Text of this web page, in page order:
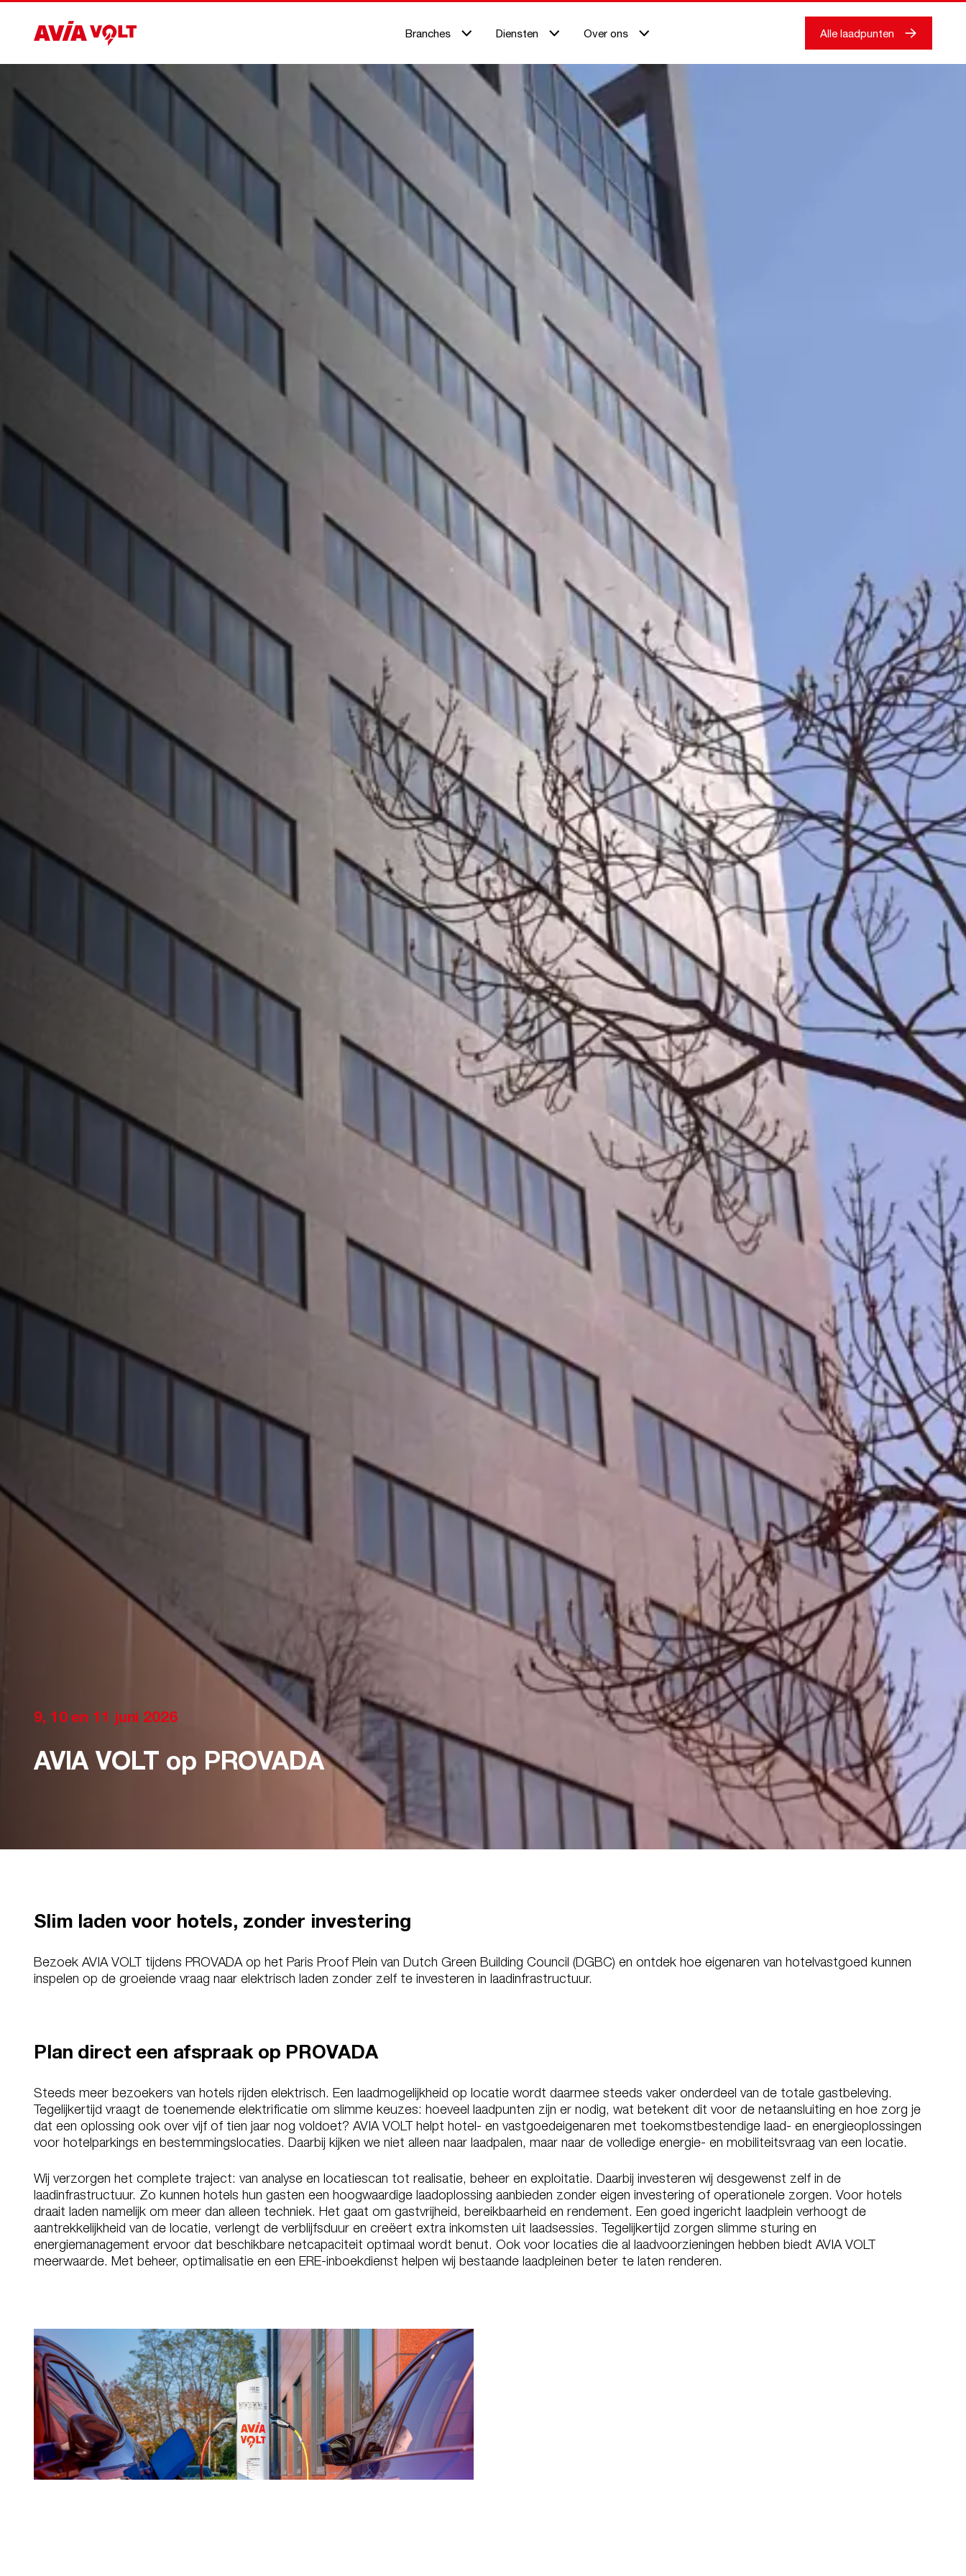
Branches Diensten Over ons Alle laadpunten
9, 10 en 11 juni 2026
AVIA VOLT op PROVADA
Slim laden voor hotels, zonder investering
Bezoek AVIA VOLT tijdens PROVADA op het Paris Proof Plein van Dutch Green Building Council (DGBC) en ontdek hoe eigenaren van hotelvastgoed kunnen
inspelen op de groeiende vraag naar elektrisch laden zonder zelf te investeren in laadinfrastructuur.
Plan direct een afspraak op PROVADA
Steeds meer bezoekers van hotels rijden elektrisch. Een laadmogelijkheid op locatie wordt daarmee steeds vaker onderdeel van de totale gastbeleving.
Tegelijkertijd vraagt de toenemende elektrificatie om slimme keuzes: hoeveel laadpunten zijn er nodig, wat betekent dit voor de netaansluiting en hoe zorg je
dat een oplossing ook over vijf of tien jaar nog voldoet? AVIA VOLT helpt hotel- en vastgoedeigenaren met toekomstbestendige laad- en energieoplossingen
voor hotelparkings en bestemmingslocaties. Daarbij kijken we niet alleen naar laadpalen, maar naar de volledige energie- en mobiliteitsvraag van een locatie.
Wij verzorgen het complete traject: van analyse en locatiescan tot realisatie, beheer en exploitatie. Daarbij investeren wij desgewenst zelf in de
laadinfrastructuur. Zo kunnen hotels hun gasten een hoogwaardige laadoplossing aanbieden zonder eigen investering of operationele zorgen. Voor hotels
draait laden namelijk om meer dan alleen techniek. Het gaat om gastvrijheid, bereikbaarheid en rendement. Een goed ingericht laadplein verhoogt de
aantrekkelijkheid van de locatie, verlengt de verblijfsduur en creëert extra inkomsten uit laadsessies. Tegelijkertijd zorgen slimme sturing en
energiemanagement ervoor dat beschikbare netcapaciteit optimaal wordt benut. Ook voor locaties die al laadvoorzieningen hebben biedt AVIA VOLT
meerwaarde. Met beheer, optimalisatie en een ERE-inboekdienst helpen wij bestaande laadpleinen beter te laten renderen.